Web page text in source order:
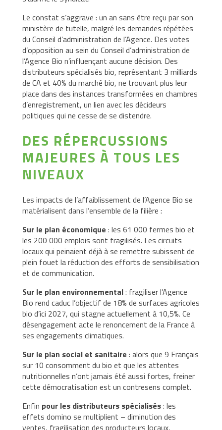
Le constat s’aggrave : un an sans être reçu par son
ministère de tutelle, malgré les demandes répétées
du Conseil d’administration de l’Agence. Des votes
d’opposition au sein du Conseil d’administration de
l’Agence Bio n’influençant aucune décision. Des
distributeurs spécialisés bio, représentant 3 milliards
de CA et 40% du marché bio, ne trouvant plus leur
place dans des instances transformées en chambres
d’enregistrement, un lien avec les décideurs
politiques qui ne cesse de se distendre.
DES RÉPERCUSSIONS
MAJEURES À TOUS LES
NIVEAUX
Les impacts de l’affaiblissement de l’Agence Bio se
matérialisent dans l’ensemble de la filière :
Sur le plan économique : les 61 000 fermes bio et
les 200 000 emplois sont fragilisés. Les circuits
locaux qui peinaient déjà à se remettre subissent de
plein fouet la réduction des efforts de sensibilisation
et de communication.
Sur le plan environnemental: fragiliser l’Agence
Bio rend caduc l’objectif de 18% de surfaces agricoles
bio d’ici 2027, qui stagne actuellement à 10,5%. Ce
désengagement acte le renoncement de la France à
ses engagements climatiques.
Sur le plan social et sanitaire : alors que 9 Français
sur 10 consomment du bio et que les attentes
nutritionnelles n’ont jamais été aussi fortes, freiner
cette démocratisation est un contresens complet.
Enfin pour les distributeurs spécialisés: les
effets domino se multiplient – diminution des